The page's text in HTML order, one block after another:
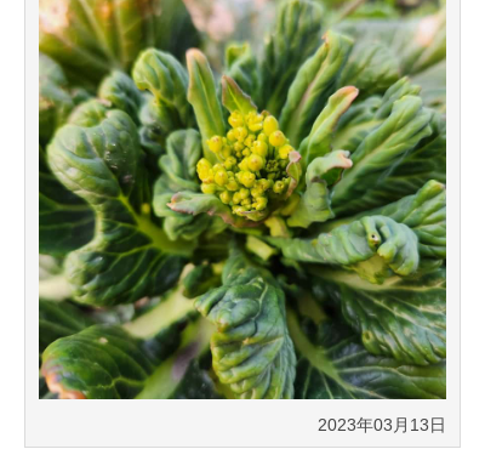
2023年03月13日